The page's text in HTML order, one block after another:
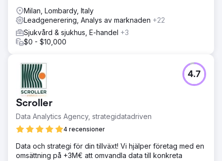
Milan, Lombardy, Italy
Leadgenerering, Analys av marknaden +22
Sjukvård & sjukhus, E-handel +3
$0 - $10,000
Scroller
Data Analytics Agency, strategidatadriven
4 recensioner
4.7
Data och strategi för din tillväxt! Vi hjälper företag med en
omsättning på +3M€ att omvandla data till konkreta